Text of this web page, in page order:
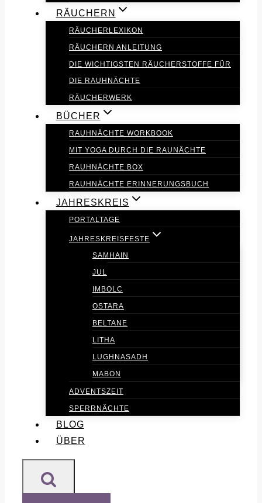
RÄUCHERN
RÄUCHERLEXIKON
RÄUCHERN ANLEITUNG
DIE WICHTIGSTEN RÄUCHERSTOFFE FÜR
DIE RAUHNÄCHTE
RÄUCHERWERK
BÜCHER
RAUHNÄCHTE WORKBOOK
MIT YOGA DURCH DIE RAUNÄCHTE
RAUHNÄCHTE BOX
RAUHNÄCHTE ERINNERUNGSBUCH
JAHRESKREIS
PORTALTAGE
JAHRESKREISFESTE
SAMHAIN
JUL
IMBOLC
OSTARA
BELTANE
LITHA
LUGHNASADH
MABON
ADVENTSZEIT
SPERRNÄCHTE
BLOG
ÜBER